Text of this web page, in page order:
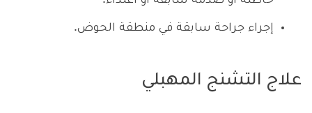
إجراء جراحة سابقة في منطقة الحوض.
علاج التشنج المهبلي